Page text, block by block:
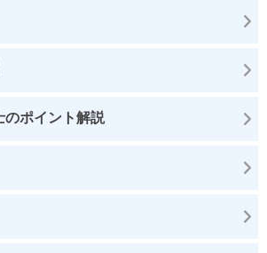
のポイント解説